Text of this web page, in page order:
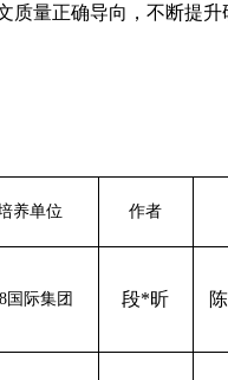
量正确导向，不断提
养单位 作者
国际集团 段*昕